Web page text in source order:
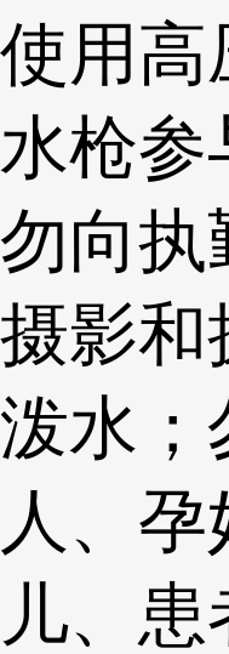
使用高
水枪参
勿向执
摄影和
泼水；
人、
儿、